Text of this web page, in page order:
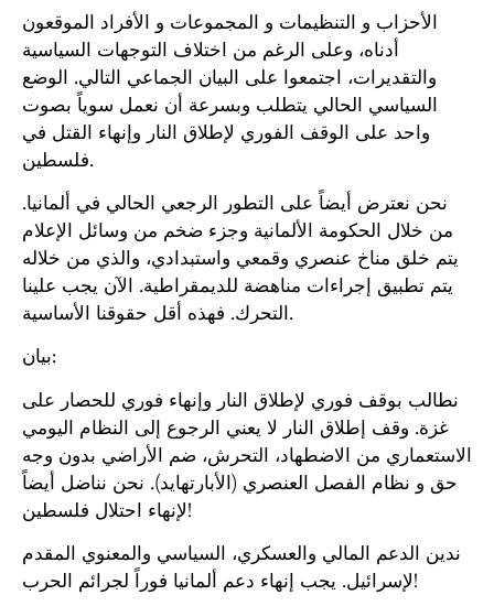
الأحزاب و التنظيمات و المجموعات و الأفراد الموقعون
أدناه، وعلى الرغم من اختلاف التوجهات السياسية
والتقديرات، اجتمعوا على البيان الجماعي التالي. الوضع
السياسي الحالي يتطلب وبسرعة أن نعمل سوياً بصوت
واحد على الوقف الفوري لإطلاق النار وإنهاء القتل في
فلسطين.
نحن نعترض أيضاً على التطور الرجعي الحالي في ألمانيا.
من خلال الحكومة الألمانية وجزء ضخم من وسائل الإعلام
يتم خلق مناخ عنصري وقمعي واستبدادي، والذي من خلاله
يتم تطبيق إجراءات مناهضة للديمقراطية. الآن يجب علينا
التحرك. فهذه أقل حقوقنا الأساسية.
بيان:
نطالب بوقف فوري لإطلاق النار وإنهاء فوري للحصار على
غزة. وقف إطلاق النار لا يعني الرجوع إلى النظام اليومي
الاستعماري من الاضطهاد، التحرش، ضم الأراضي بدون وجه
حق و نظام الفصل العنصري (الأبارتهايد). نحن نناضل أيضاً
لإنهاء احتلال فلسطين!
ندين الدعم المالي والعسكري، السياسي والمعنوي المقدم
لإسرائيل. يجب إنهاء دعم ألمانيا فوراً لجرائم الحرب!